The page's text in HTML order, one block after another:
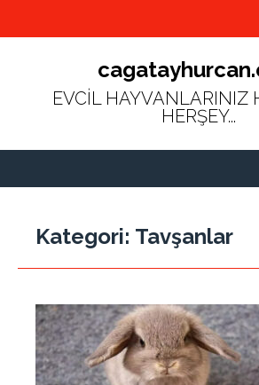
EVCİL HAYVANLARINIZ
HERŞEY...
Kategori: Tavşanlar